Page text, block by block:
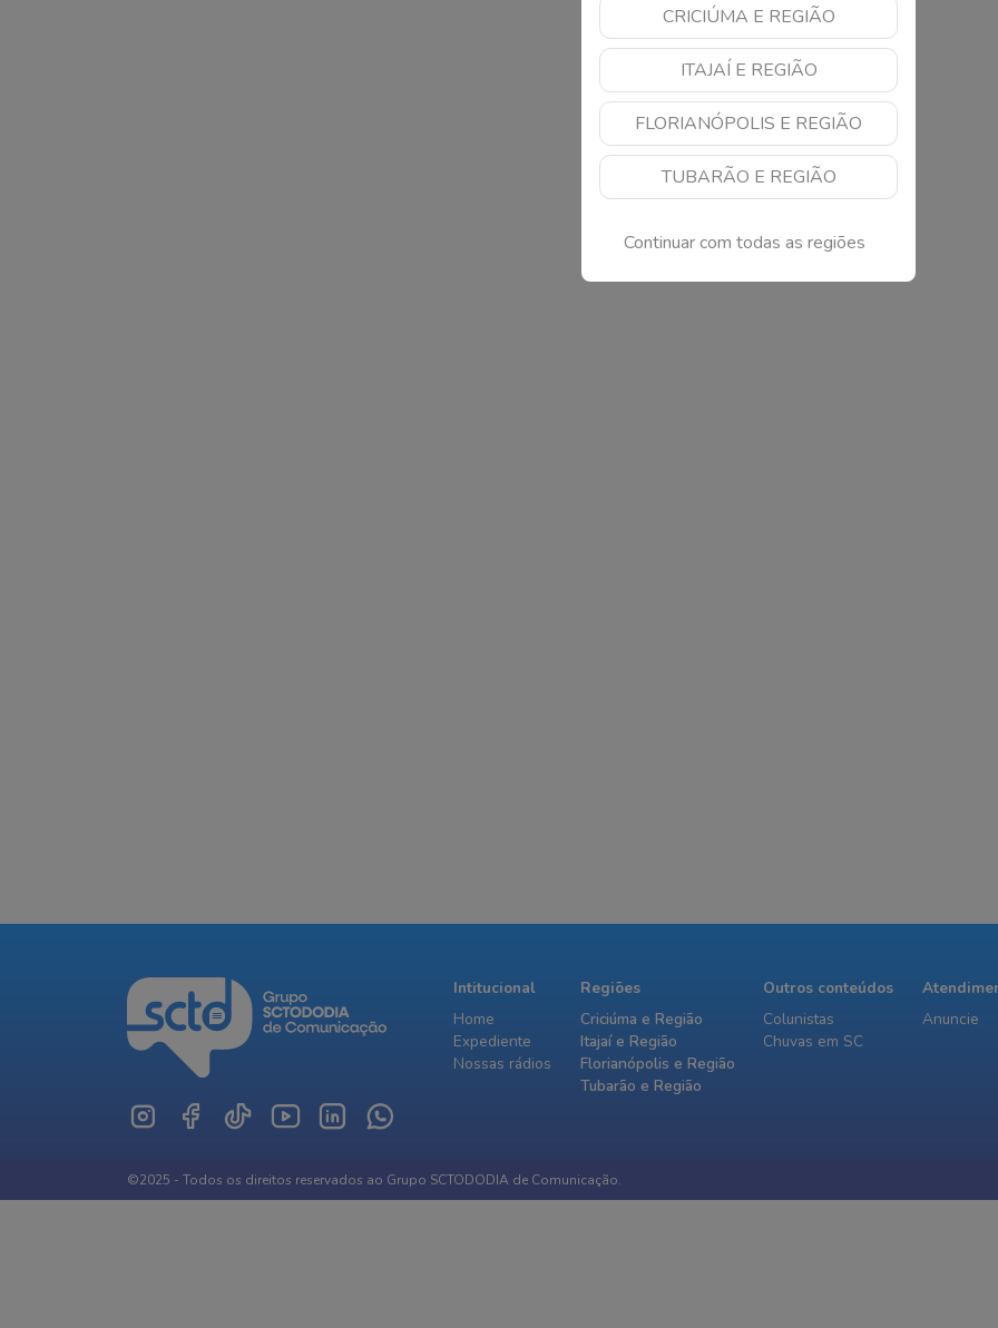
CRICIÚMA E REGIÃO
ITAJAÍ E REGIÃO
FLORIANÓPOLIS E REGIÃO
TUBARÃO E REGIÃO
Continuar com todas as regiões
Intitucional
Home
Expediente
Nossas rádios
Regiões
Criciúma e Região
Itajaí e Região
Florianópolis e Região
Tubarão e Região
Outros conteúdos
Colunistas
Chuvas em SC
Anuncie
©2025 - Todos os direitos reservados ao Grupo SCTODODIA de Comunicação.